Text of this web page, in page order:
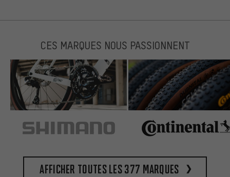
CES MARQUES NOUS PASSIONNENT
Afficher toutes les 377 marques